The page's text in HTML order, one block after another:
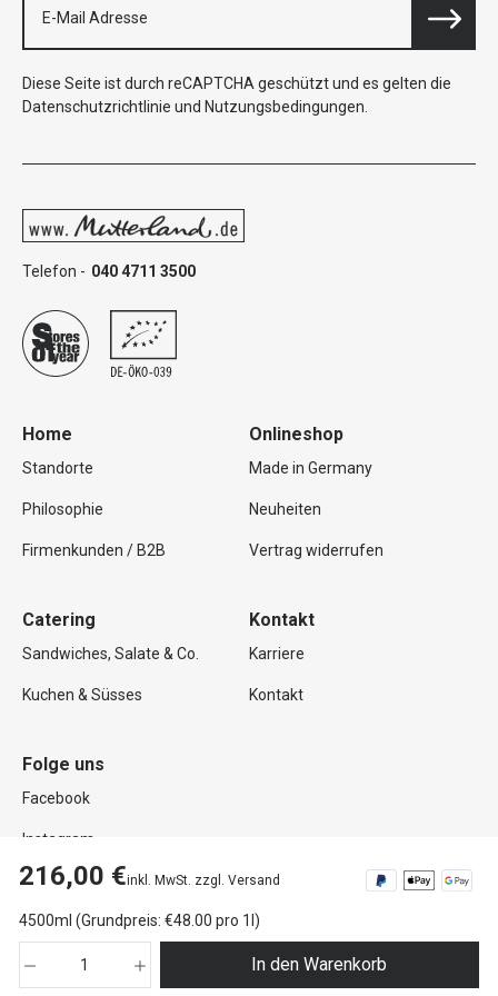
216,00 €inkl. MwSt. zzgl. Versand
4500ml (Grundpreis: €48.00 pro 1l)
In den Warenkorb
Diese Seite ist durch reCAPTCHA geschützt und es gelten die
Datenschutzrichtlinie und Nutzungsbedingungen
Telefon - 040 4711 3500
Home
Standorte
Philosophie
Firmenkunden / B2B
Onlineshop
Made in Germany
Neuheiten
Vertrag widerrufen
Catering
Sandwiches, Salate & Co.
Kuchen & Süsses
Kontakt
Karriere
Kontakt
Folge uns
Facebook
Instagram
Copyright © 2026 Mutterland GmbH. Alle Rechte vorbehalten.
Impressum Datenschutz AGB Widerrufsrecht